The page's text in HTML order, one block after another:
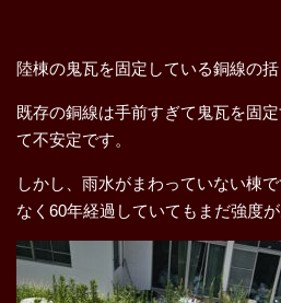
陸棟の鬼瓦を固定している銅線の括
既存の銅線は手前すぎて鬼瓦を固
て不安定です。
しかし、雨水がまわっていない棟
なく60年経過していてもまだ強度が